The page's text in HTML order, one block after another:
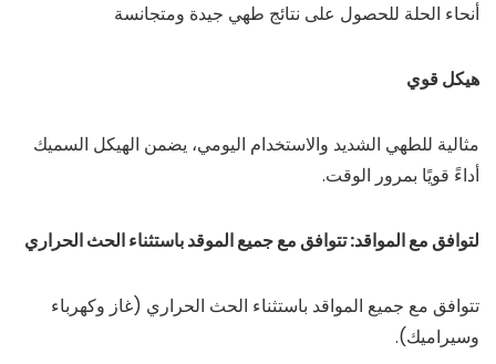
أنحاء الحلة للحصول على نتائج طهي جيدة ومتجانسة
هيكل قوي
مثالية للطهي الشديد والاستخدام اليومي، يضمن الهيكل السميك
أداءً قويًا بمرور الوقت.
لتوافق مع المواقد: تتوافق مع جميع الموقد باستثناء الحث الحراري
تتوافق مع جميع المواقد باستثناء الحث الحراري (غاز وكهرباء
وسيراميك).